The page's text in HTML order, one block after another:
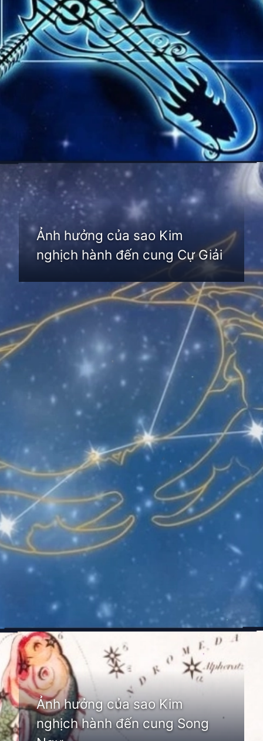
Đang mở
Ảnh hưởng của sao Kim
nghịch hành đến cung Cự Giải
Đang mở
Ảnh hưởng của sao Kim
nghịch hành đến cung Song